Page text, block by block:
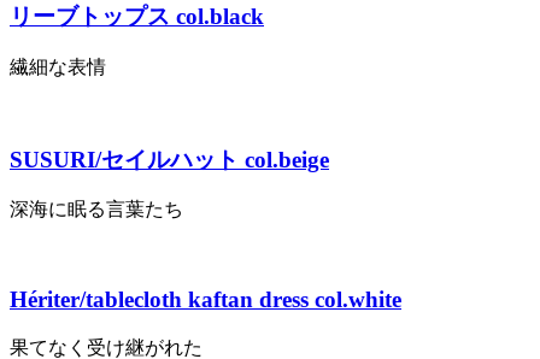
リーブトップス col.black
繊細な表情
SUSURI/セイルハット col.beige
深海に眠る言葉たち
Hériter/tablecloth kaftan dress col.white
果てなく受け継がれた